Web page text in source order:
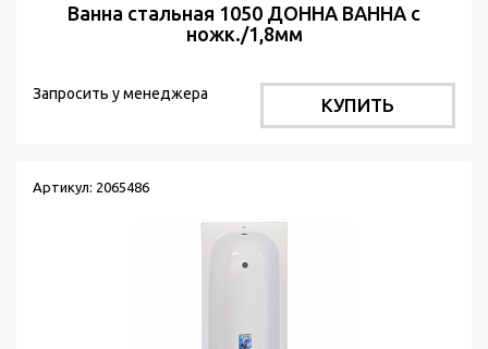
Ванна стальная 1050 ДОННА ВАННА с
ножк./1,8мм
Запросить у менеджера
КУПИТЬ
Артикул: 2065486